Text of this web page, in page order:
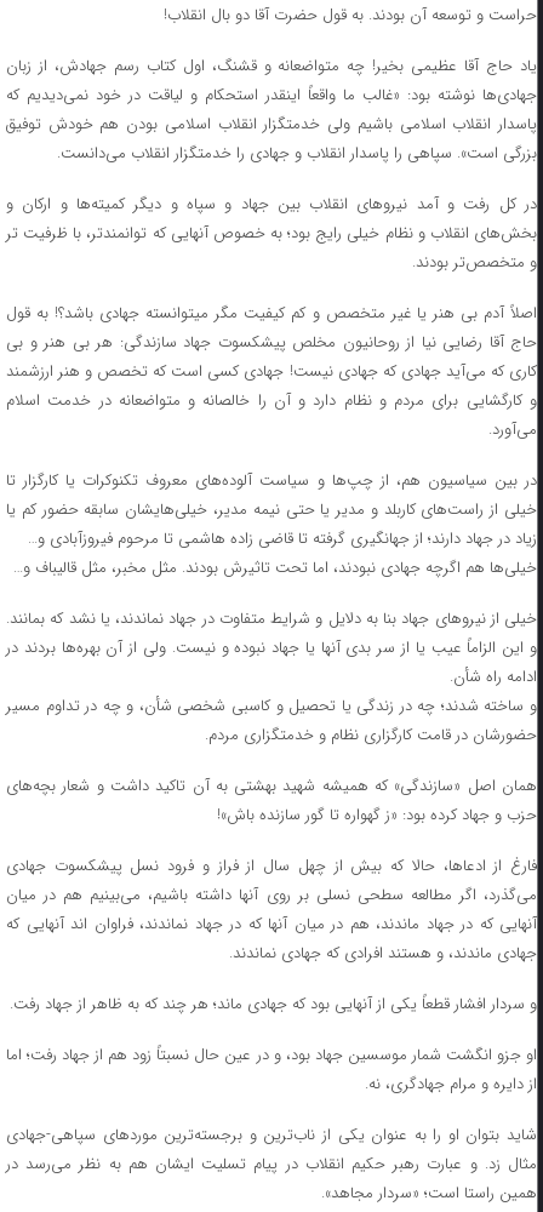
حراست و توسعه آن بودند. به قول حضرت آقا دو بال انقلاب!
یاد حاج آقا عظیمی بخیر! چه متواضعانه و قشنگ، اول کتاب رسم جهادش، از زبان
جهادی‌ها نوشته بود: «غالب ما واقعاً اینقدر استحکام و لیاقت در خود نمی‌دیدیم که
پاسدار انقلاب اسلامی باشیم ولی خدمتگزار انقلاب اسلامی بودن هم خودش توفیق
بزرگی است». سپاهی را پاسدار انقلاب و جهادی را خدمتگزار انقلاب می‌دانست.
در کل رفت و آمد نیروهای انقلاب بین جهاد و سپاه و دیگر کمیته‌ها و ارکان و
بخش‌های انقلاب و نظام خیلی رایج بود؛ به خصوص آنهایی که توانمندتر، با ظرفیت تر
و متخصص‌تر بودند.
اصلاً آدم بی هنر یا غیر متخصص و کم کیفیت مگر میتوانسته جهادی باشد؟! به قول
حاج آقا رضایی نیا از روحانیون مخلص پیشکسوت جهاد سازندگی: هر بی هنر و بی
کاری که می‌آید جهادی که جهادی نیست! جهادی کسی است که تخصص و هنر ارزشمند
و کارگشایی برای مردم و نظام دارد و آن را خالصانه و متواضعانه در خدمت اسلام
می‌آورد.
در بین سیاسیون هم، از چپ‌ها و سیاست آلوده‌های معروف تکنوکرات یا کارگزار تا
خیلی از راست‌های کاربلد و مدیر یا حتی نیمه مدیر، خیلی‌هایشان سابقه حضور کم یا
زیاد در جهاد دارند؛ از جهانگیری گرفته تا قاضی زاده هاشمی تا مرحوم فیروزآبادی و…
خیلی‌ها هم اگرچه جهادی نبودند، اما تحت تاثیرش بودند. مثل مخبر، مثل قالیباف و…
خیلی از نیروهای جهاد بنا به دلایل و شرایط متفاوت در جهاد نماندند، یا نشد که بمانند.
و این الزاماً عیب یا از سر بدی آنها یا جهاد نبوده و نیست. ولی از آن بهره‌ها بردند در
ادامه راه شأن.
و ساخته شدند؛ چه در زندگی یا تحصیل و کاسبی شخصی شأن، و چه در تداوم مسیر
حضورشان در قامت کارگزاری نظام و خدمتگزاری مردم.
همان اصل «سازندگی» که همیشه شهید بهشتی به آن تاکید داشت و شعار بچه‌های
حزب و جهاد کرده بود: «ز گهواره تا گور سازنده باش»!
فارغ از ادعاها، حالا که بیش از چهل سال از فراز و فرود نسل پیشکسوت جهادی
می‌گذرد، اگر مطالعه سطحی نسلی بر روی آنها داشته باشیم، می‌بینیم هم در میان
آنهایی که در جهاد ماندند، هم در میان آنها که در جهاد نماندند، فراوان اند آنهایی که
جهادی ماندند، و هستند افرادی که جهادی نماندند.
و سردار افشار قطعاً یکی از آنهایی بود که جهادی ماند؛ هر چند که به ظاهر از جهاد رفت.
او جزو انگشت شمار موسسین جهاد بود، و در عین حال نسبتاً زود هم از جهاد رفت؛ اما
از دایره و مرام جهادگری، نه.
شاید بتوان او را به عنوان یکی از ناب‌ترین و برجسته‌ترین موردهای سپاهی-جهادی
مثال زد. و عبارت رهبر حکیم انقلاب در پیام تسلیت ایشان هم به نظر می‌رسد در
همین راستا است؛ «سردار مجاهد».